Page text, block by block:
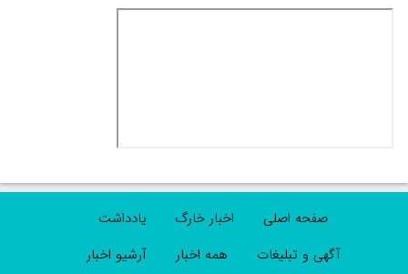
صفحه اصلی اخبار خارگ
یادداشت
آگهی و تبلیغات
همه اخبار آرشیو اخبار